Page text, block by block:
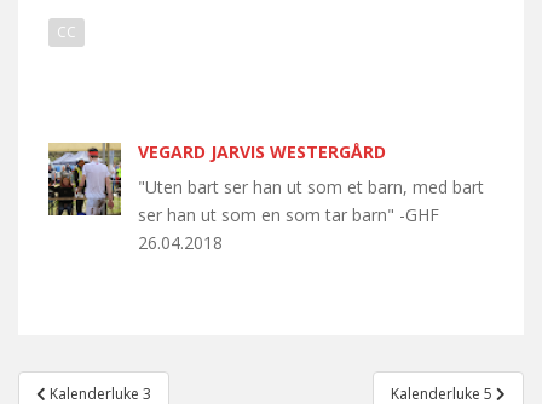
CC
VEGARD JARVIS WESTERGÅRD
"Uten bart ser han ut som et barn, med bart
ser han ut som en som tar barn" -GHF
26.04.2018
PostKalenderluke 3 Kalenderluke 5